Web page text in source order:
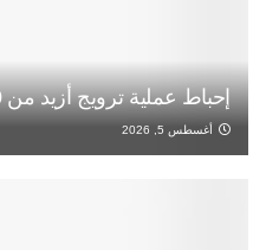
إحباط عملية ترويج أزيد من 7000 قرص مخدر بأكادير
أغسطس 5, 2026